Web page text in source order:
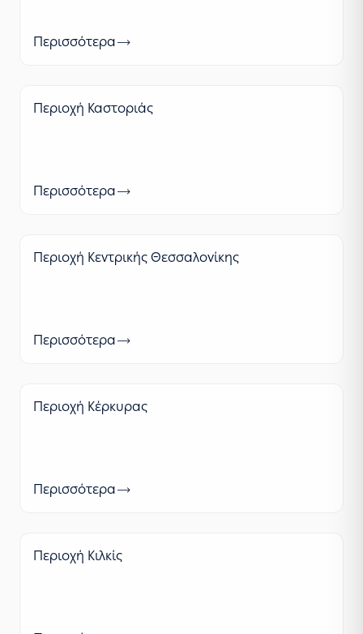
Περισσότερα
Περιοχή Καστοριάς
Περισσότερα
Περιοχή Κεντρικής Θεσσαλονίκης
Περισσότερα
Περιοχή Κέρκυρας
Περισσότερα
Περιοχή Κιλκίς